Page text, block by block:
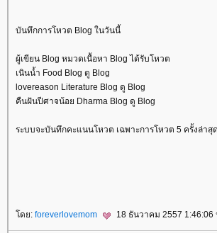
บันทึกการโหวต Blog ในวันนี้
ผู้เขียน Blog หมวดเนื้อหา Blog ได้รับโหวต
เนินน้ำ Food Blog ดู Blog
lovereason Literature Blog ดู Blog
คืนฝันปีศาจน้อย Dharma Blog ดู Blog
ระบบจะบันทึกคะแนนโหวต เฉพาะการโหวต 5 ครั้งล่า
ดย: foreverlovemom 18 ธันวาคม 2557 1:46:06